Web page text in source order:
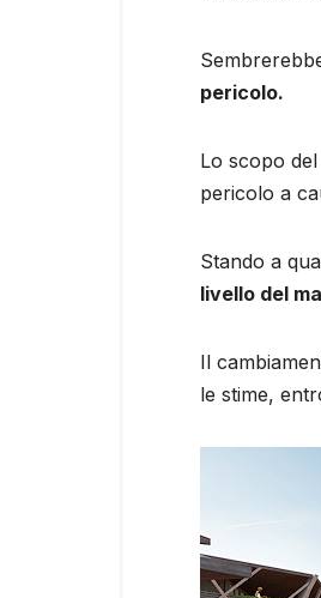
pericolo.
Lo scopo
pericolo a
Stando a
livello del
Il
le stime,